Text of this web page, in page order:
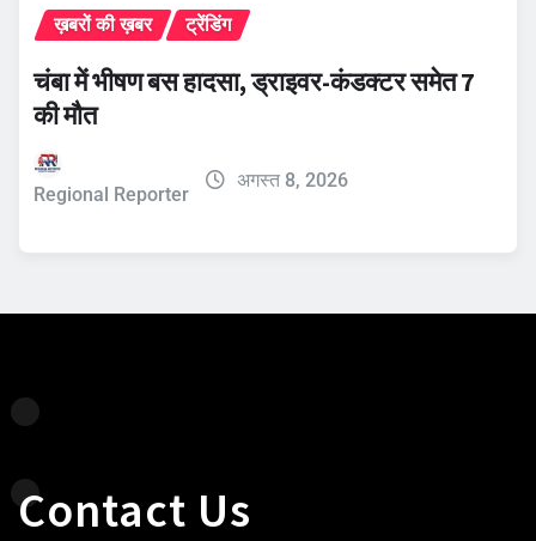
ख़बरों की ख़बर ट्रेंडिंग
चंबा में भीषण बस हादसा, ड्राइवर-कंडक्टर समेत 7
की मौत
Regional Reporter
अगस्त 8, 2026
Contact Us